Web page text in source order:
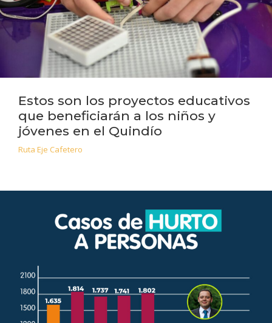
Estos son los proyectos educativos
que beneficiarán a los niños y
jóvenes en el Quindío
Ruta Eje Cafetero